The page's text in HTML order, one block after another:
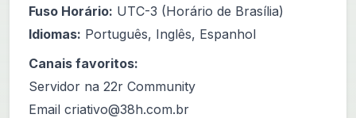
Fuso Horário: UTC-3 (Horário de Brasília)
Idiomas: Português, Inglês, Espanhol
Canais favoritos:
Servidor na 22r Community
Email criativo@38h.com.br